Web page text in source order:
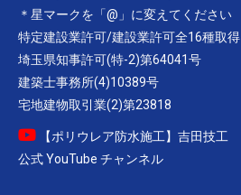
＊星マークを「@」に変えてください
特定建設業許可/建設業許可全16種取得
埼玉県知事許可(特-2)第64041号
建築士事務所(4)10389号
宅地建物取引業(2)第23818
【ポリウレア防水施工】吉田技工
公式 YouTube チャンネル